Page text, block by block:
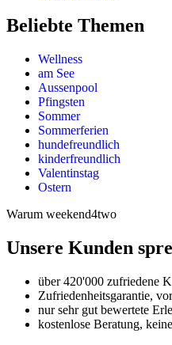
Beliebte Themen
Wellness
am See
Aussenpool
Pfingsten
Sommer
Sommerferien
hundefreundlich
kinderfreundlich
Valentinstag
Ostern
Warum weekend4two
Unsere Kunden
über 420'000 zufriedene
Zufriedenheitsgarantie,
nur sehr gut bewertete
kostenlose Beratung,